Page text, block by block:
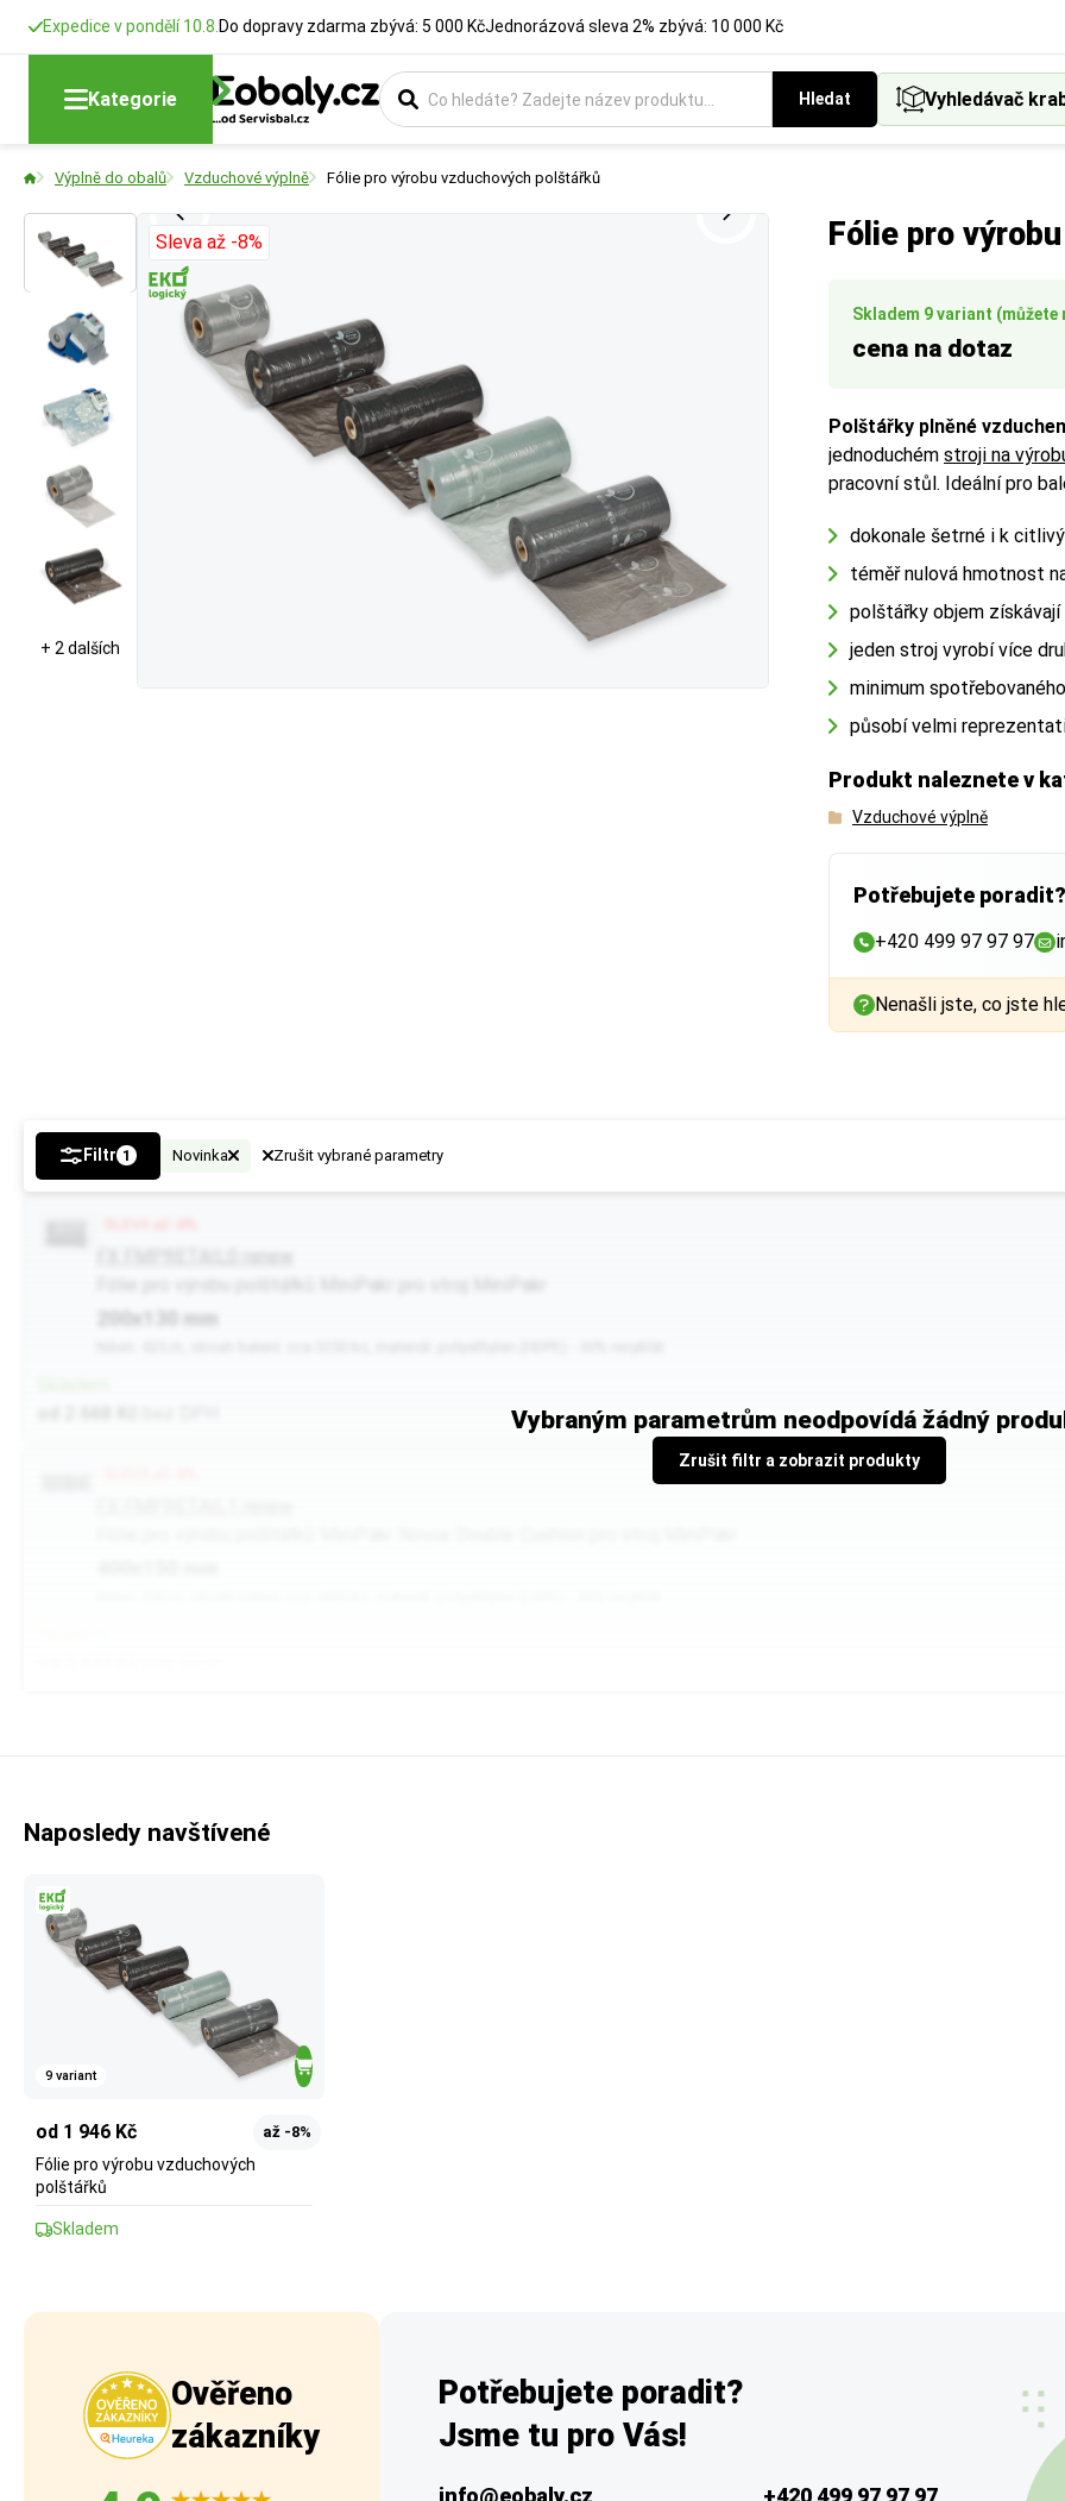
Expedice v pondělí 10.8. Do dopravy zdarma zbývá: 5 000 KčJednorázová sleva 2% zbývá: 10 000 Kč
Kategorie Hledat Vyhledávač
Výplně do obalů Vzduchové výplně Fólie pro výrobu vzduchových polštářků
Fólie pro
Skladem 9 variant (můžete
cena na dotaz
Polštářky plněné
jednoduchém stroji na
pracovní stůl. Ideální pro
dokonale šetrné i k
téměř nulová hmotnost
polštářky objem
jeden stroj vyrobí více
minimum
působí velmi
Produkt naleznete v
Vzduchové výplně
Potřebujete poradit?
+420 499 97 97 97
Nenašli jste, co jste
Sleva až -8%
+ 2 dalších
Filtr 1 Novinka Zrušit vybrané parametry
Vybraným parametrům neodpovídá žádný
Zrušit filtr a zobrazit produkty
200x130 mm
Naposledy navštívené
9 variant
od 1 946 Kč až -8%
Fólie pro výrobu vzduchových
polštářků
Skladem
Ověřeno
zákazníky
Potřebujete poradit?
Jsme tu pro Vás!